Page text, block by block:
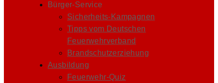
Bürger-Service
Sicherheits-Kampagnen
Tipps vom Deutschen
Feuerwehrverband
Brandschutzerziehung
Ausbildung
Feuerwehr-Quiz